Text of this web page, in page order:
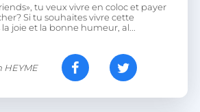
tu veux vivre en coloc et payer
Si tu souhaites vivre cette
joie et la bonne humeur, al...
HEYME
On Direct Business
Services Limited
.accounts.livechatinc.com
.heyme.care